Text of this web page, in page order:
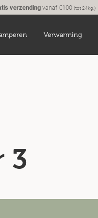
verzendingvanaf €100 (tot 24kg.)
Verwarming
3